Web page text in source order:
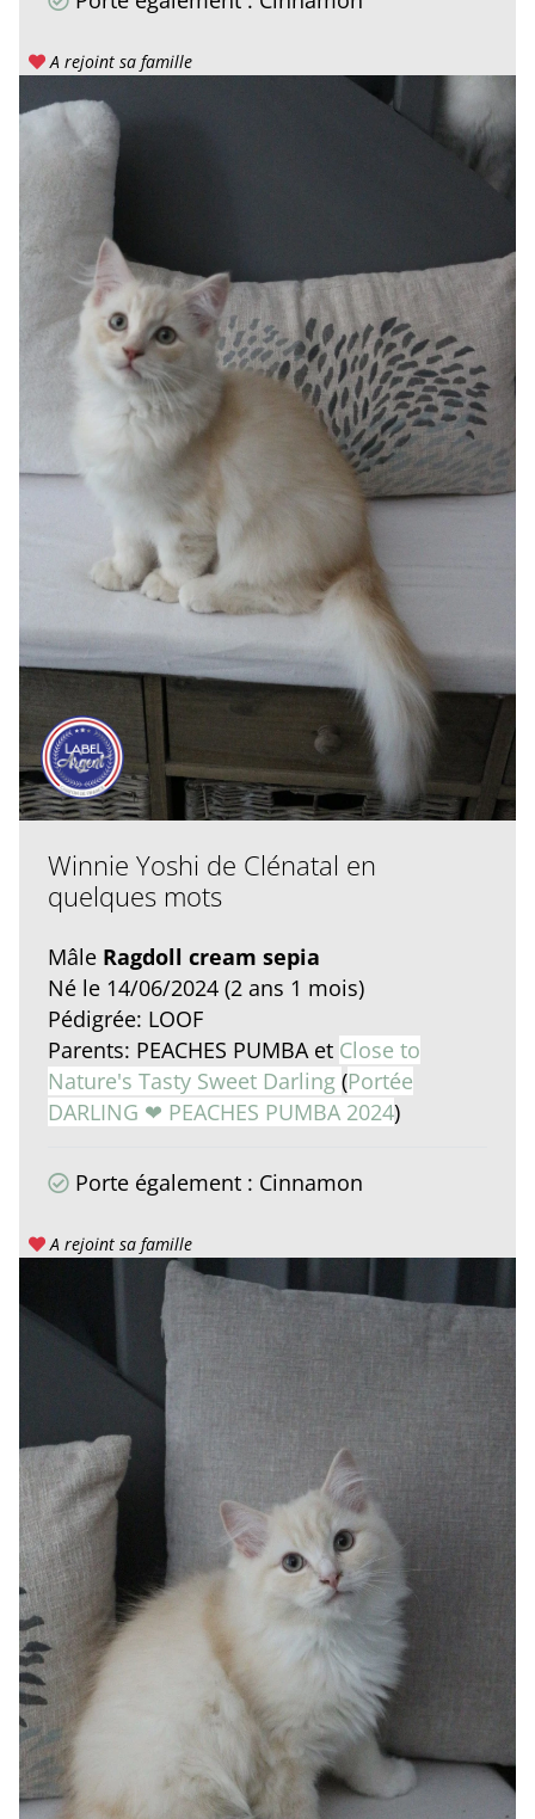
A rejoint sa famille
Winnie Yoshi de Clénatal en
quelques mots
Mâle Ragdoll cream sepia
Né le 14/06/2024 (2 ans 1 mois)
Pédigrée: LOOF
Parents: PEACHES PUMBA et Close to
Nature's Tasty Sweet Darling (Portée
DARLING ❤ PEACHES PUMBA 2024)
Porte également : Cinnamon
A rejoint sa famille